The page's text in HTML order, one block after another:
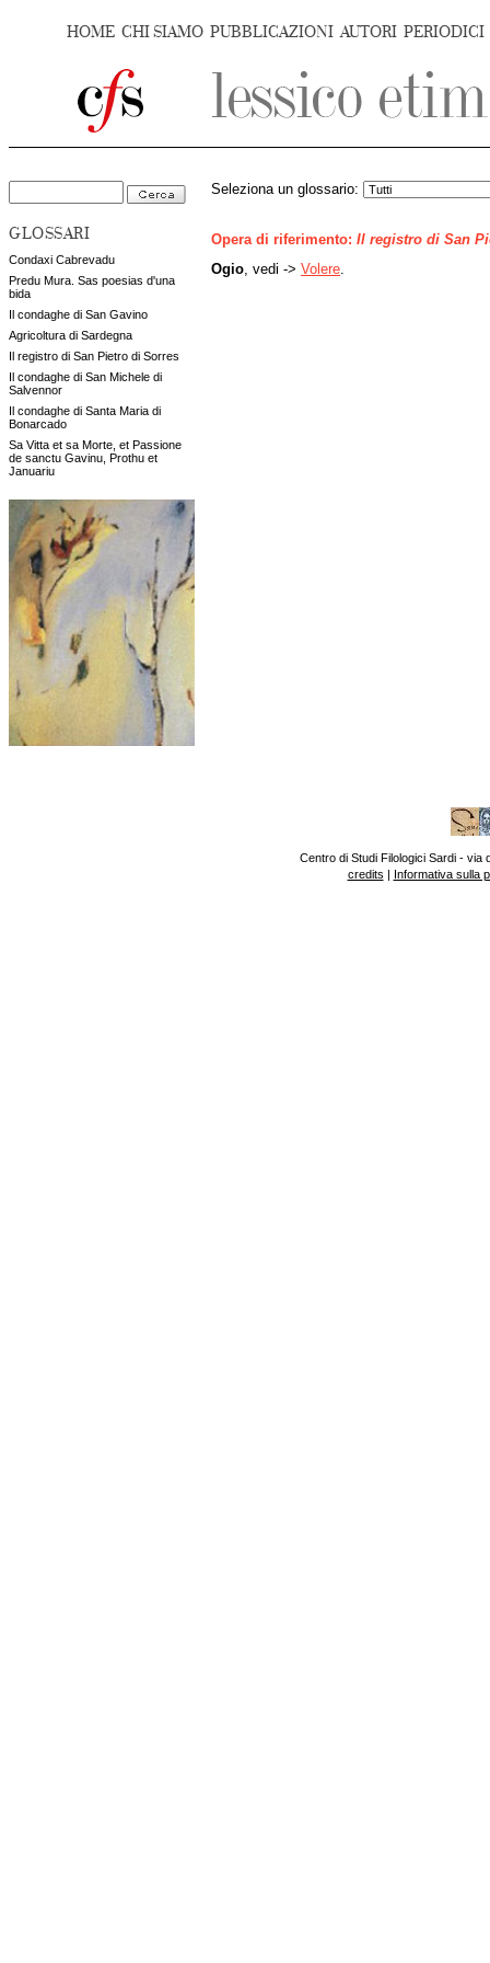
HOME CHI SIAMO PUBBLICAZIONI AUTORI PERIODICI
GLOSSARI
Condaxi Cabrevadu
Predu Mura. Sas poesias d'una
bida
Il condaghe di San Gavino
Agricoltura di Sardegna
Il registro di San Pietro di Sorres
Il condaghe di San Michele di
Salvennor
Il condaghe di Santa Maria di
Bonarcado
Sa Vitta et sa Morte, et Passione
de sanctu Gavinu, Prothu et
Januariu
Seleziona un glossario:
Opera di riferimento: Il registro di San
Ogio , vedi -> Volere
Centro di Studi Filologici Sardi - via
credits | Informativa sulla